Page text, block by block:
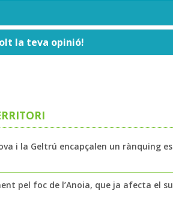
la teva opinió!
i la Geltrú encapçalen un rànquing
pel foc de l’Anoia, que ja afecta el